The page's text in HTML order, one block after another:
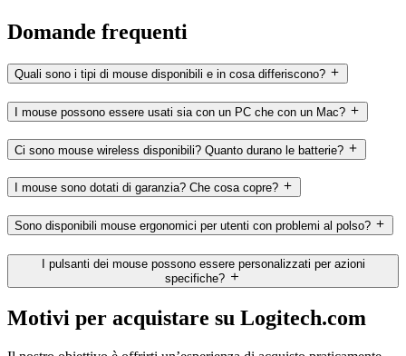
Domande frequenti
Quali sono i tipi di mouse disponibili e in cosa differiscono?
I mouse possono essere usati sia con un PC che con un Mac?
Ci sono mouse wireless disponibili? Quanto durano le batterie?
I mouse sono dotati di garanzia? Che cosa copre?
Sono disponibili mouse ergonomici per utenti con problemi al polso?
I pulsanti dei mouse possono essere personalizzati per azioni
specifiche?
Motivi per acquistare su Logitech.com